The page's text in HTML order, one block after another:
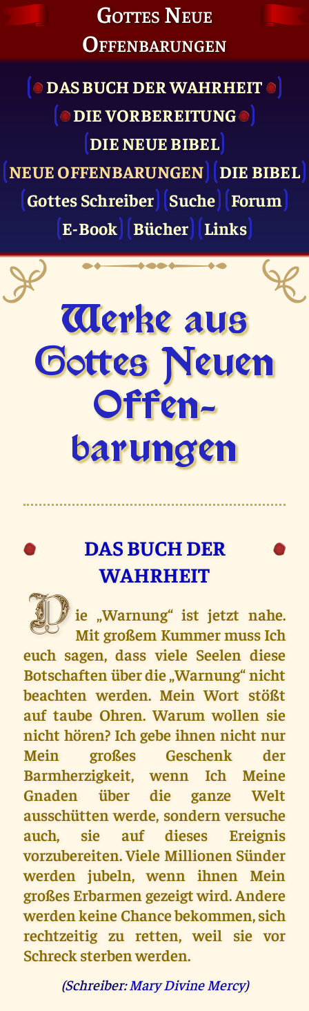
Gottes Neue
Offenbarungen
DAS BUCH DER WAHRHEIT
DIE VOR­BEREITUNG
DIE NEUE BIBEL
NEUE OFFENBARUNGEN
DIE BIBEL
Gottes Schreiber
Suche
Forum
E-Book
Bücher Links
Werke aus
Gottes Neuen
Offen­
barungen
DAS BUCH DER
WAHRHEIT
D ie „Warnung“ ist jetzt nahe.
Mit großem Kummer muss Ich
euch sagen, dass viele Seelen diese
Botschaften über die „Warnung“ nicht
beachten werden. Mein Wort stößt
auf taube Ohren. Warum wollen sie
nicht hören? Ich gebe ihnen nicht nur
Mein großes Geschenk der
Barmherzigkeit, wenn Ich Meine
Gnaden über die ganze Welt
ausschütten werde, sondern versuche
auch, sie auf dieses Ereignis
vorzubereiten. Viele Millionen Sünder
werden jubeln, wenn ihnen Mein
großes Erbarmen gezeigt wird. Andere
werden keine Chance bekommen, sich
rechtzeitig zu retten, weil sie vor
Schreck sterben werden.
(Schreiber: Mary Divine Mercy)